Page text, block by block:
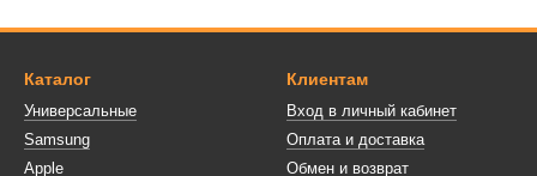
Каталог
Универсальные
Samsung
Apple
Клиентам
Вход в личный кабинет
Оплата и доставка
Обмен и возврат